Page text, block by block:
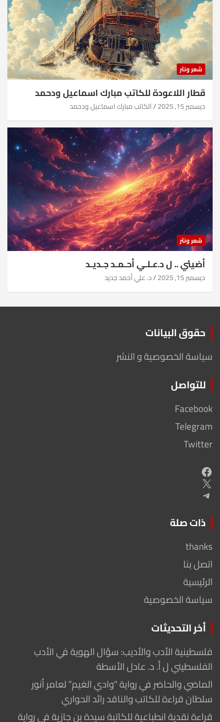
شعر ونثر
قطار اللاعودة للكاتب مبارك اسماعيل ودحمد
ديسمبر 15, 2025 الكاتب مبارك اسماعيل ودحمد
شعر ونثر
أضيئي .. ل د.عـلـي أحـمـد جـديـد
ديسمبر 15, 2025 د. علي أحمد جديد
حقوق البيانات
سياسة الخصوصية و النشر
للتواصل
Facebook
Telegram
Twitter
Facebook
X
Telegram
ذات صلة
thanks
اتصل بنا
الرئيسية
سياسة الخصوصية
أخر التحديثات
فلسطينية الأدب والأديب: سؤال الهوية في الأدب
الفلسطيني ل أ. د. عادل الأسطة
الماضي والحاضر في رواية “وادي الغيم” لعامر أنور
سلطان قراءة للكاتب والناقد رائد الحواري
قراءة نقدية انطباعية للكاتبة سيدة بن جازية في رواية